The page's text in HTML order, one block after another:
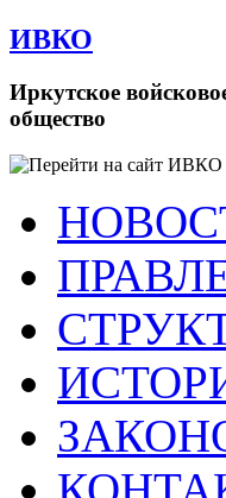
ИВКО
Иркутское
общество